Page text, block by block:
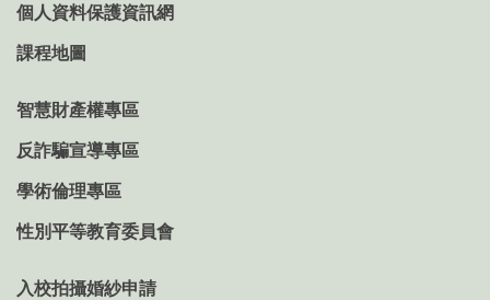
個人資料保護資訊網
課程地圖
智慧財產權專區
反詐騙宣導專區
學術倫理專區
性別平等教育委員會
入校拍攝婚紗申請